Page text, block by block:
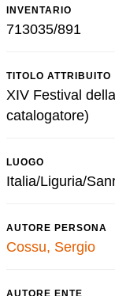
INVENTARIO
713035/891
TITOLO ATTRIBUITO
XIV Festival
catalogatore)
LUOGO
Italia/Liguria/
AUTORE PERSONA
Cossu, Sergio
AUTORE ENTE